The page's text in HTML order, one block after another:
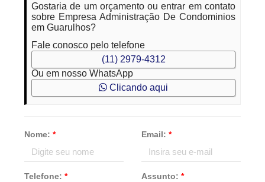
Gostaria de um orçamento ou entrar em contato
sobre Empresa Administração De Condominios
em Guarulhos?
Fale conosco pelo telefone
(11) 2979-4312
Ou em nosso WhatsApp
Clicando aqui
Nome:* Email: *
Telefone:* Assunto: *